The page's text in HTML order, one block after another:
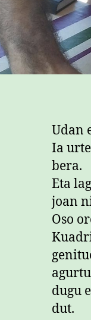
Udan
Ia
bera.
Eta
joan
Oso
dugu
dut.